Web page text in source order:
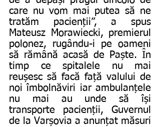
care nu vom mai putea să ne
tratăm pacienții”, a spus
Mateusz Morawiecki, premierul
polonez, rugându-i pe oameni
să rămână acasă de Paște. În
timp ce spitalele nu mai
reușesc să facă față valului de
noi îmbolnăviri iar ambulanțele
nu mai au unde să își
transporte pacienții, Guvernul
de la Varșovia a anunțat măsuri